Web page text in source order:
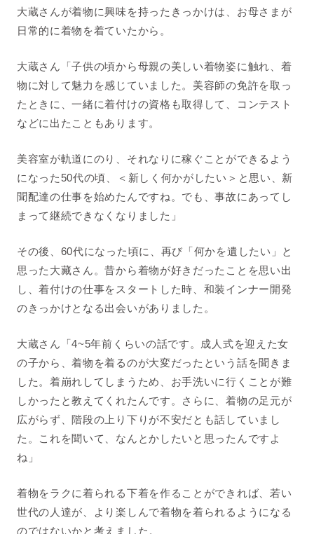
大蔵さんが着物に興味を持ったきっかけは、お母さまが
日常的に着物を着ていたから。
大蔵さん「子供の頃から母親の美しい着物姿に触れ、着
物に対して魅力を感じていました。美容師の免許を取っ
たときに、一緒に着付けの資格も取得して、コンテスト
などに出たこともあります。
美容室が軌道にのり、それなりに稼ぐことができるよう
になった50代の頃、＜新しく何かがしたい＞と思い、新
聞配達の仕事を始めたんですね。でも、事故にあってし
まって継続できなくなりました」
その後、60代になった頃に、再び「何かを遺したい」と
思った大藏さん。昔から着物が好きだったことを思い出
し、着付けの仕事をスタートした時、和装インナー開発
のきっかけとなる出会いがありました。
大蔵さん「4~5年前くらいの話です。成人式を迎えた女
の子から、着物を着るのが大変だったという話を聞きま
した。着崩れしてしまうため、お手洗いに行くことが難
しかったと教えてくれたんです。さらに、着物の足元が
広がらず、階段の上り下りが不安だとも話していまし
た。これを聞いて、なんとかしたいと思ったんですよ
ね」
着物をラクに着られる下着を作ることができれば、若い
世代の人達が、より楽しんで着物を着られるようになる
のではないかと考えました。